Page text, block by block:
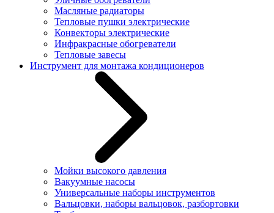
Масляные радиаторы
Тепловые пушки электрические
Конвекторы электрические
Инфракрасные обогреватели
Тепловые завесы
Инструмент для монтажа кондиционеров
Мойки высокого давления
Вакуумные насосы
Универсальные наборы инструментов
Вальцовки, наборы вальцовок, разбортовки